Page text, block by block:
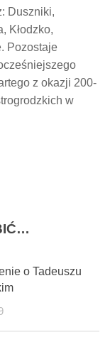
Duszniki,
Kłodzko,
Pozostaje
z okazji 200-
w
o Tadeuszu